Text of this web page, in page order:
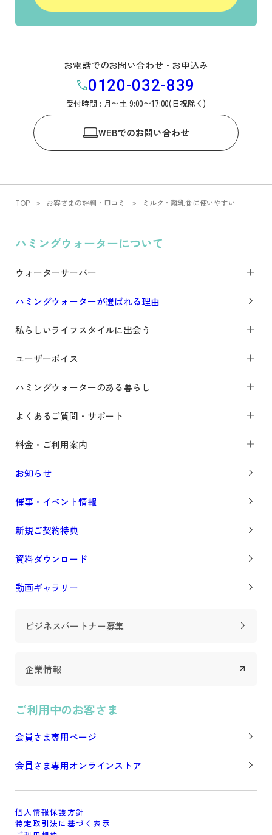
Prev
お電話でのお問い合わせ・お申込み
0120-032-839
受付時間 : 月〜土 9:00〜17:00(日祝除く)
WEBでのお問い合わせ
TOP お客さまの評判・口コミ ミルク・離乳食に使いやすい
ハミングウォーターについて
ウォーターサーバー
ハミングウォーターが選ばれる理由
私らしいライフスタイルに出会う
ユーザーボイス
ハミングウォーターのある暮らし
よくあるご質問・サポート
料金・ご利用案内
お知らせ
催事・イベント情報
新規ご契約特典
資料ダウンロード
動画ギャラリー
ビジネスパートナー募集
企業情報
ご利用中のお客さま
会員さま専用ページ
会員さま専用オンラインストア
個人情報保護方針
特定取引法に基づく表示